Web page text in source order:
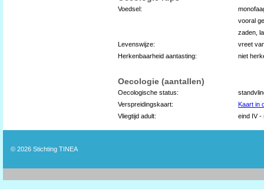
Voedsel:
vooral
zaden,
Levenswijze:
vreet
Herkenbaarheid aantasting:
niet
Oecologie (aantallen)
Oecologische status:
Verspreidingskaart:
Kaart in
Vliegtijd adult:
eind IV -
© 2026 Stichting TINEA